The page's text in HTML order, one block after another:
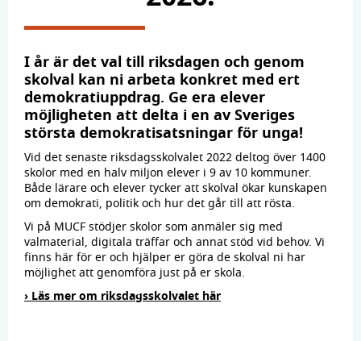
I år är det val till riksdagen och genom
skolval kan ni arbeta konkret med ert
demokratiuppdrag. Ge era elever
möjligheten att delta i en av Sveriges
största demokratisatsningar för unga!
Vid det senaste riksdagsskolvalet 2022 deltog över 1400
skolor med en halv miljon elever i 9 av 10 kommuner.
Både lärare och elever tycker att skolval ökar kunskapen
om demokrati, politik och hur det går till att rösta.
Vi på MUCF stödjer skolor som anmäler sig med
valmaterial, digitala träffar och annat stöd vid behov. Vi
finns här för er och hjälper er göra de skolval ni har
möjlighet att genomföra just på er skola.
› Läs mer om riksdagsskolvalet här